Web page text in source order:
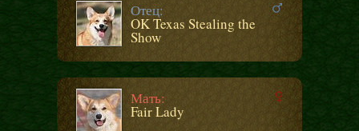
Отец:
OK Texas Stealing the
Show
Мать:
Fair Lady